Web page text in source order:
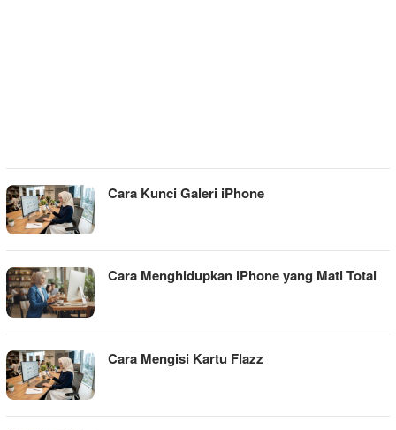
Cara Kunci Galeri iPhone
Cara Menghidupkan iPhone yang Mati Total
Cara Mengisi Kartu Flazz